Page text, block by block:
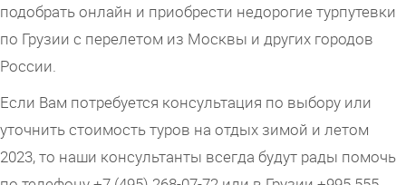
подобрать онлайн и приобрести недорогие турпутевки
по Грузии с перелетом из Москвы и других городов
России.
Если Вам потребуется консультация по выбору или
уточнить стоимость туров на отдых зимой и летом
2023, то наши консультанты всегда будут рады помочь